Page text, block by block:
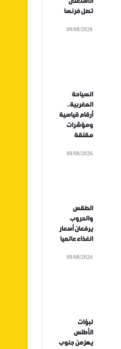
تصل فرنسا
09/08/2026
السياحة
المغربية..
أرقام قياسية
ومؤشرات
مقلقة
09/08/2026
الطقس
والحروب
يرفعان أسعار
الغذاء عالميا
09/08/2026
لبؤات
الأطلس
يهزمن جنوب